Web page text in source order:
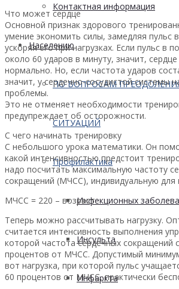
Контактная информация
Населению
ПО ВОПРОСАМ
СИТУАЦИЙ
Профилактика
Инфекционных
Инсульта
Инфаркта
Что может сердце
Основной признак здорового
умение экономить силы, замедляя пульс
ускоряя его при нагрузках. Если пульс в
около 60 ударов в минуту, значит,
нормально. Но, если частота ударов
значит, у сердечно-сосудистой системы
проблемы.
Это не отменяет необходимости
предупреждает об осторожности.
С чего начинать тренировку
С небольшого урока математики. Он
какой интенсивностью предстоит
надо посчитать максимальную частоту
сокращений (МЧСС), индивидуальную для
МЧСС = 220 – возраст.
Теперь можно рассчитывать нагрузку.
считается интенсивность выполнения
которой частота сердечных сокращений
процентов от МЧСС. Допустимый
вот нагрузка, при которой пульс
60 процентов от МЧСС, практически